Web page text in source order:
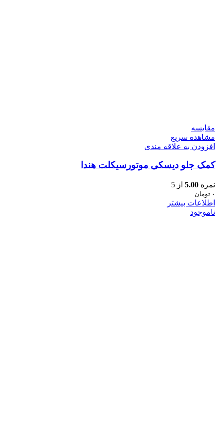
مقایسه
مشاهده سریع
افزودن به علاقه مندی
کمک جلو دیسکی موتورسیکلت هندا
نمره 5.00 از 5
۰ تومان
اطلاعات بیشتر
ناموجود